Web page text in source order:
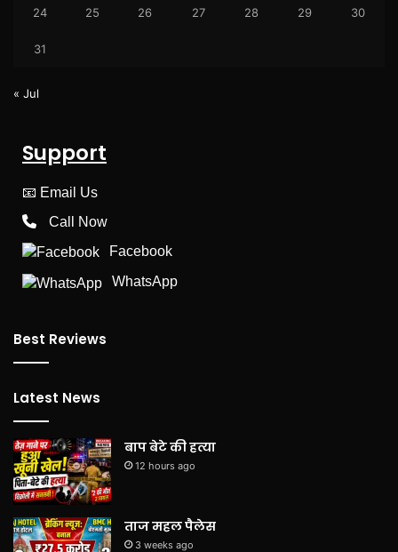
24 25 26 27 28 29 30
31
« Jul
Support
📧 Email Us
Call Now
Facebook
WhatsApp
Best Reviews
Latest News
बाप बेटे की हत्या
12 hours ago
ताज महल पैलेस
3 weeks ago